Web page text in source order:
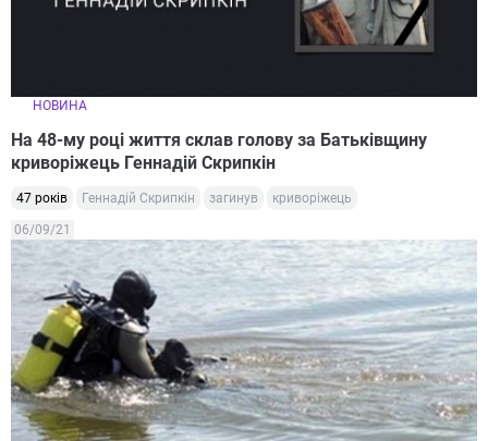
НОВИНА
На 48-му році життя склав голову за Батьківщину
криворіжець Геннадій Скрипкін
47 років Геннадій Скрипкін загинув криворіжець
06/09/21